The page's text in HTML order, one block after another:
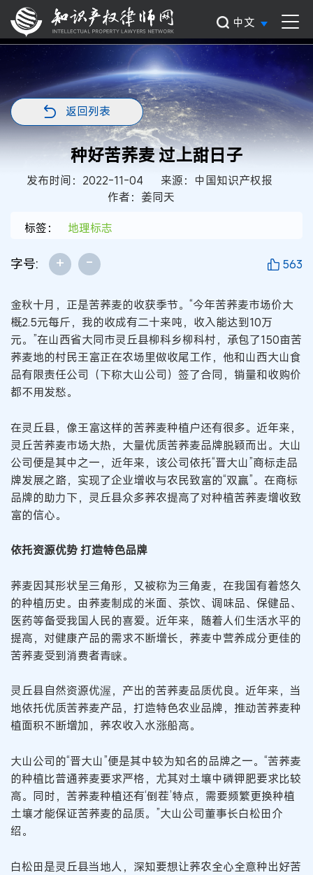
中文
返回列表
种好苦荞麦 过上甜日子
发布时间：2022-11-04
来源：中国知识产权报
作者：姜同天
标签：
地理标志
字号: + - 563
金秋十月，正是苦荞麦的收获季节。“今年苦荞麦市场价大
概2.5元每斤，我的收成有二十来吨，收入能达到10万
元。”在山西省大同市灵丘县柳科乡柳科村，承包了150亩苦
荞麦地的村民王富正在农场里做收尾工作，他和山西大山食
品有限责任公司（下称大山公司）签了合同，销量和收购价
都不用发愁。
在灵丘县，像王富这样的苦荞麦种植户还有很多。近年来，
灵丘苦荞麦市场大热，大量优质苦荞麦品牌脱颖而出。大山
公司便是其中之一，近年来，该公司依托“晋大山”商标走品
牌发展之路，实现了企业增收与农民致富的“双赢”。在商标
品牌的助力下，灵丘县众多荞农提高了对种植苦荞麦增收致
富的信心。
依托资源优势 打造特色品牌
荞麦因其形状呈三角形，又被称为三角麦，在我国有着悠久
的种植历史。由荞麦制成的米面、茶饮、调味品、保健品、
医药等备受我国人民的喜爱。近年来，随着人们生活水平的
提高，对健康产品的需求不断增长，荞麦中营养成分更佳的
苦荞麦受到消费者青睐。
灵丘县自然资源优渥，产出的苦荞麦品质优良。近年来，当
地依托优质苦荞麦产品，打造特色农业品牌，推动苦荞麦种
植面积不断增加，荞农收入水涨船高。
大山公司的“晋大山”便是其中较为知名的品牌之一。“苦荞麦
的种植比普通荞麦要求严格，尤其对土壤中磷钾肥要求比较
高。同时，苦荞麦种植还有‘倒茬’特点，需要频繁更换种植
土壤才能保证苦荞麦的品质。”大山公司董事长白松田介
绍。
白松田是灵丘县当地人，深知要想让荞农全心全意种出好苦